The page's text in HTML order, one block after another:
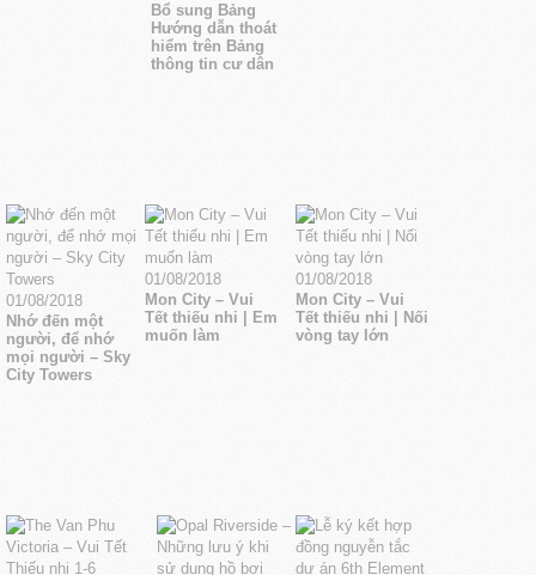
Bổ sung Bảng
Hướng dẫn thoát
hiểm trên Bảng
thông tin cư dân
01/08/2018
Nhớ đến một
người, để nhớ
mọi người – Sky
City Towers
01/08/2018
Mon City – Vui
Tết thiếu nhi | Em
muốn làm
01/08/2018
Mon City – Vui
Tết thiếu nhi | Nối
vòng tay lớn